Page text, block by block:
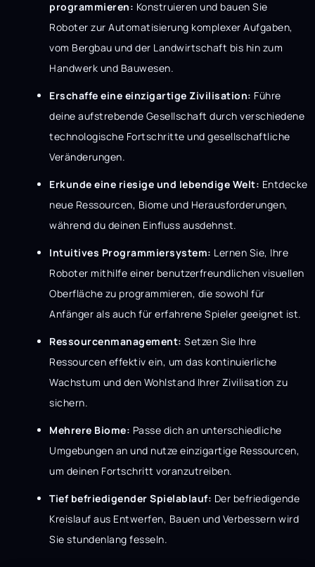
programmieren: Konstruieren und bauen Sie
Roboter zur Automatisierung komplexer Aufgaben,
vom Bergbau und der Landwirtschaft bis hin zum
Handwerk und Bauwesen.
Erschaffe eine einzigartige Zivilisation: Führe
deine aufstrebende Gesellschaft durch verschiedene
technologische Fortschritte und gesellschaftliche
Veränderungen.
Erkunde eine riesige und lebendige Welt: Entdecke
neue Ressourcen, Biome und Herausforderungen,
während du deinen Einfluss ausdehnst.
Intuitives Programmiersystem: Lernen Sie, Ihre
Roboter mithilfe einer benutzerfreundlichen visuellen
Oberfläche zu programmieren, die sowohl für
Anfänger als auch für erfahrene Spieler geeignet ist.
Ressourcenmanagement: Setzen Sie Ihre
Ressourcen effektiv ein, um das kontinuierliche
Wachstum und den Wohlstand Ihrer Zivilisation zu
sichern.
Mehrere Biome: Passe dich an unterschiedliche
Umgebungen an und nutze einzigartige Ressourcen,
um deinen Fortschritt voranzutreiben.
Tief befriedigender Spielablauf: Der befriedigende
Kreislauf aus Entwerfen, Bauen und Verbessern wird
Sie stundenlang fesseln.